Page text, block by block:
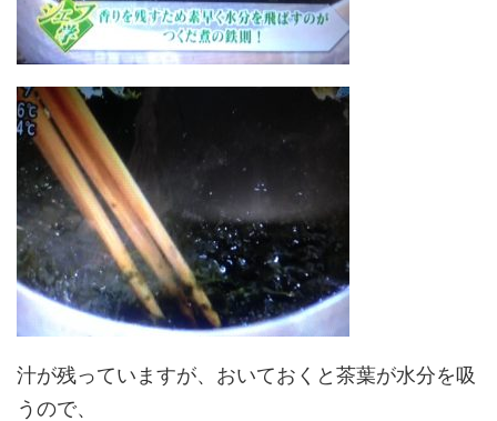
汁が残っていますが、おいておくと茶葉が水分を吸
うので、